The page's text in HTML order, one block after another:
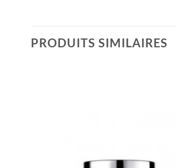
PRODUITS SIMILAIRES